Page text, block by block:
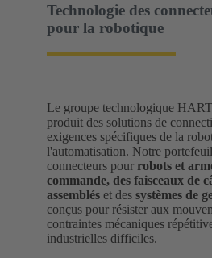
Technologie des
pour la robotique
Le groupe technologique
produit des solutions de
exigences spécifiques de la
l'automatisation. Notre
connecteurs pour robots et
commande, des faisceaux de
assemblés et des systèmes de
conçus pour résister aux
contraintes mécaniques
industrielles difficiles.